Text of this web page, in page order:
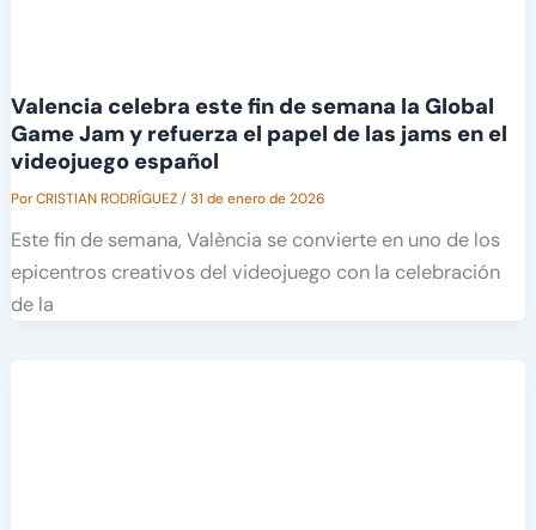
Valencia celebra este fin de semana la Global
Game Jam y refuerza el papel de las jams en el
videojuego español
PorCRISTIAN RODRÍGUEZ/31 de enero de 2026
Este fin de semana, València se convierte en uno de los
epicentros creativos del videojuego con la celebración
de la